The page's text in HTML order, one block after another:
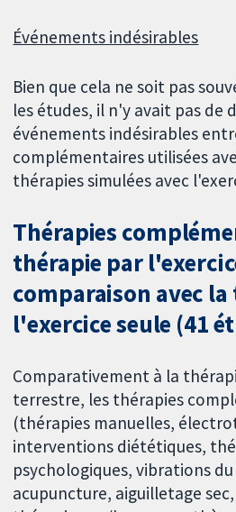
Événements indésirables
Bien que cela ne soit pas
les études, il n'y avait pas de
événements indésirables
complémentaires utilisées
thérapies simulées avec
Thérapies
thérapie par
comparaison avec
l'exercice seule (41
Comparativement à la
terrestre, les thérapies
(thérapies manuelles,
interventions diététiques,
psychologiques, vibrations
acupuncture, aiguilletage